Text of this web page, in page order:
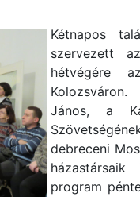
Kétnapos
szervezett
hétvégére
János, a
debreceni
program